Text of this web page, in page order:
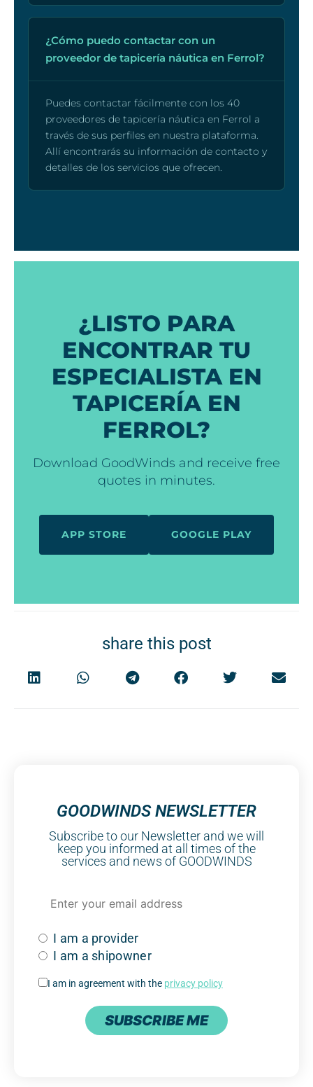
¿Cómo puedo contactar con un
proveedor de tapicería náutica en Ferrol?
Puedes contactar fácilmente con los 40
proveedores de tapicería náutica en Ferrol a
través de sus perfiles en nuestra plataforma.
Allí encontrarás su información de contacto y
detalles de los servicios que ofrecen.
¿LISTO PARA
ENCONTRAR TU
ESPECIALISTA EN
TAPICERÍA EN
FERROL?
Download GoodWinds and receive free
quotes in minutes.
APP STORE GOOGLE PLAY
share this post
GOODWINDS NEWSLETTER
Subscribe to our Newsletter and we will
keep you informed at all times of the
services and news of GOODWINDS
I am a provider
I am a shipowner
I am in agreement with the privacy policy
SUBSCRIBE ME